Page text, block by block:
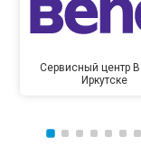
Сервисный центр
Иркутске